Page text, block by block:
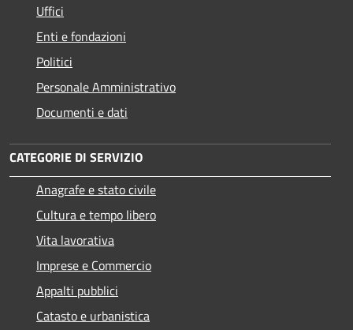
Uffici
Enti e fondazioni
Politici
Personale Amministrativo
Documenti e dati
CATEGORIE DI SERVIZIO
Anagrafe e stato civile
Cultura e tempo libero
Vita lavorativa
Imprese e Commercio
Appalti pubblici
Catasto e urbanistica